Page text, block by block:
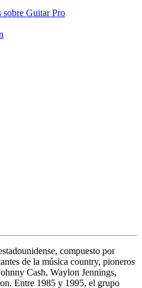
sobre Guitar Pro
compuesto por
de la música country, pioneros
Cash, Waylon Jennings,
Entre 1985 y 1995, el grupo